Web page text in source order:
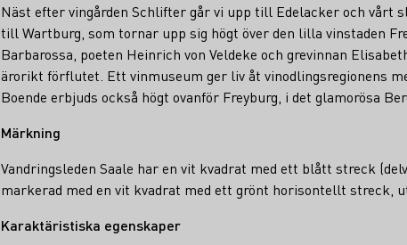
Näst efter vingården Schlifter går vi upp till Edelacker och vårt
till Wartburg, som tornar upp sig högt över den lilla vinstaden
Barbarossa, poeten Heinrich von Veldeke och grevinnan
ärorikt förflutet. Ett vinmuseum ger liv åt vinodlingsregionens
Boende erbjuds också högt ovanför Freyburg, i det glamorösa
Märkning
Vandringsleden Saale har en vit kvadrat med ett blått streck
markerad med en vit kvadrat med ett grönt horisontellt streck,
Karaktäristiska egenskaper